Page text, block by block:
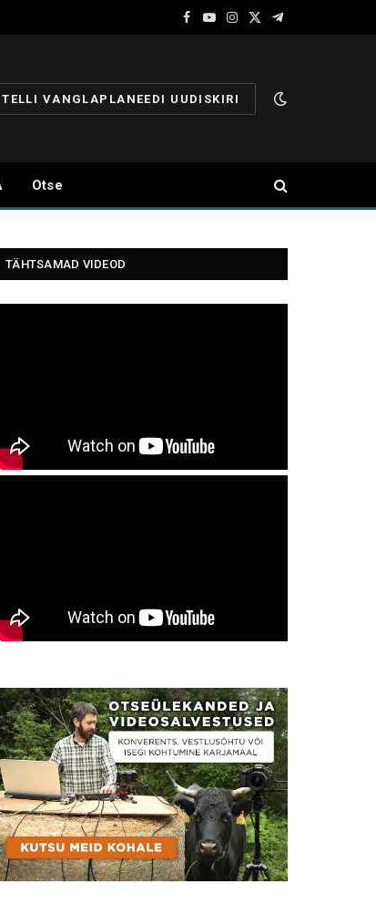
Facebook
YouTube
Instagram
X
Telegram
TELLI VANGLAPLANEEDI UUDISKIRI
Otse
TÄHTSAMAD VIDEOD